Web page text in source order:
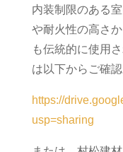
内装制限のある
や耐火性の高さ
も伝統的に使用
は以下からご確認
https://
usp=sharing